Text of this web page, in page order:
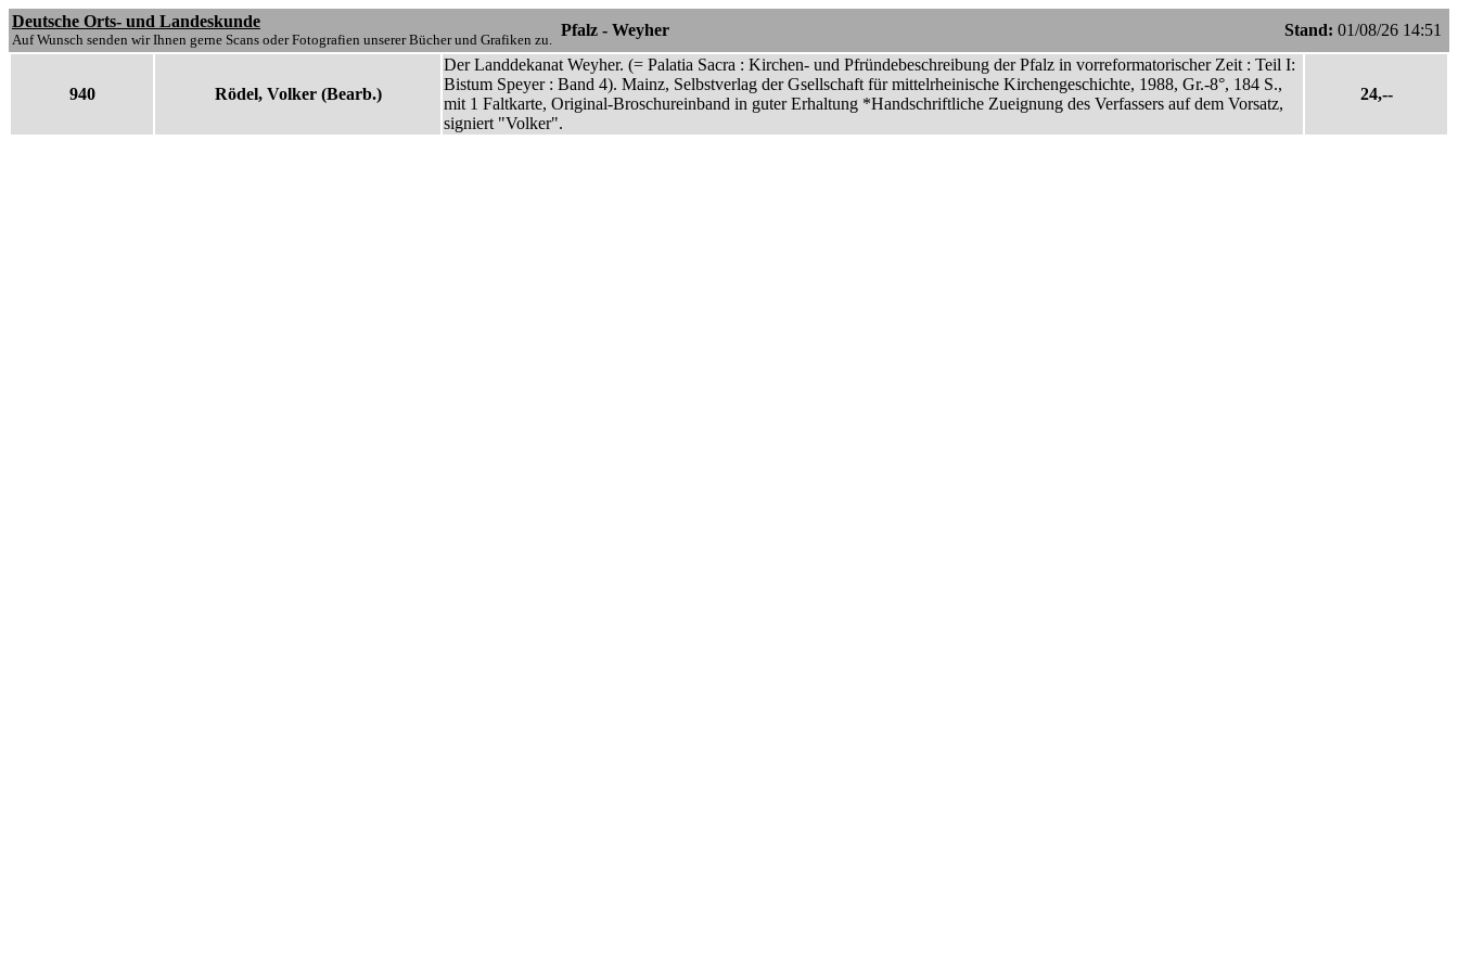
Deutsche Orts- und Landeskunde
Auf Wunsch senden wir Ihnen gerne Scans oder Fotografien unserer Bücher und Grafiken zu.
Pfalz - Weyher Stand: 01/08/26 14:51
940 Rödel, Volker (Bearb.)
Der Landdekanat Weyher. (= Palatia Sacra : Kirchen- und Pfründebeschreibung der Pfalz in vorreformatorischer Zeit : Teil I:
Bistum Speyer : Band 4). Mainz, Selbstverlag der Gsellschaft für mittelrheinische Kirchengeschichte, 1988, Gr.-8°, 184 S.,
mit 1 Faltkarte, Original-Broschureinband in guter Erhaltung *Handschriftliche Zueignung des Verfassers auf dem Vorsatz,
signiert "Volker".
24,--